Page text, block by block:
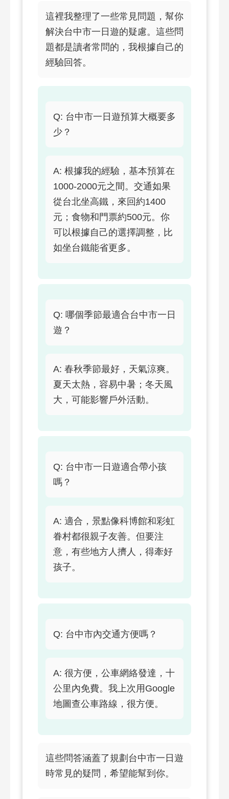
這裡我整理了一些常見問題，幫你
解決台中市一日遊的疑慮。這些問
題都是讀者常問的，我根據自己的
經驗回答。
Q: 台中市一日遊預算大概要多
少？
A: 根據我的經驗，基本預算在
1000-2000元之間。交通如果
從台北坐高鐵，來回約1400
元；食物和門票約500元。你
可以根據自己的選擇調整，比
如坐台鐵能省更多。
Q: 哪個季節最適合台中市一日
遊？
A: 春秋季節最好，天氣涼爽。
夏天太熱，容易中暑；冬天風
大，可能影響戶外活動。
Q: 台中市一日遊適合帶小孩
嗎？
A: 適合，景點像科博館和彩虹
眷村都很親子友善。但要注
意，有些地方人擠人，得牽好
孩子。
Q: 台中市內交通方便嗎？
A: 很方便，公車網絡發達，十
公里內免費。我上次用Google
地圖查公車路線，很方便。
這些問答涵蓋了規劃台中市一日遊
時常見的疑問，希望能幫到你。